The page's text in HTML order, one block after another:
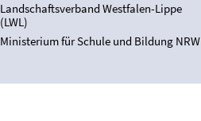
Landschaftsverband Westfalen-Lippe
(LWL)
Ministerium für Schule und Bildung NRW